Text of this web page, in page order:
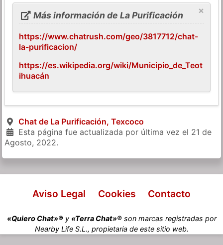
×
Más información de La Purificación
https://www.chatrush.com/geo/3817712/chat-
la-purificacion/
https://es.wikipedia.org/wiki/Municipio_de_Teot
ihuacán
Chat de La Purificación, Texcoco
Esta página fue actualizada por última vez el 21 de
Agosto, 2022.
Aviso Legal Cookies Contacto
«Quiero Chat»®y «Terra Chat»®son marcas registradas por
Nearby Life S.L., propietaria de este sitio web.